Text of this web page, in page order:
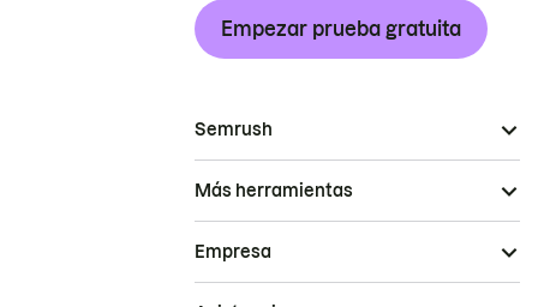
Empezar prueba gratuita
Semrush
Más herramientas
Empresa